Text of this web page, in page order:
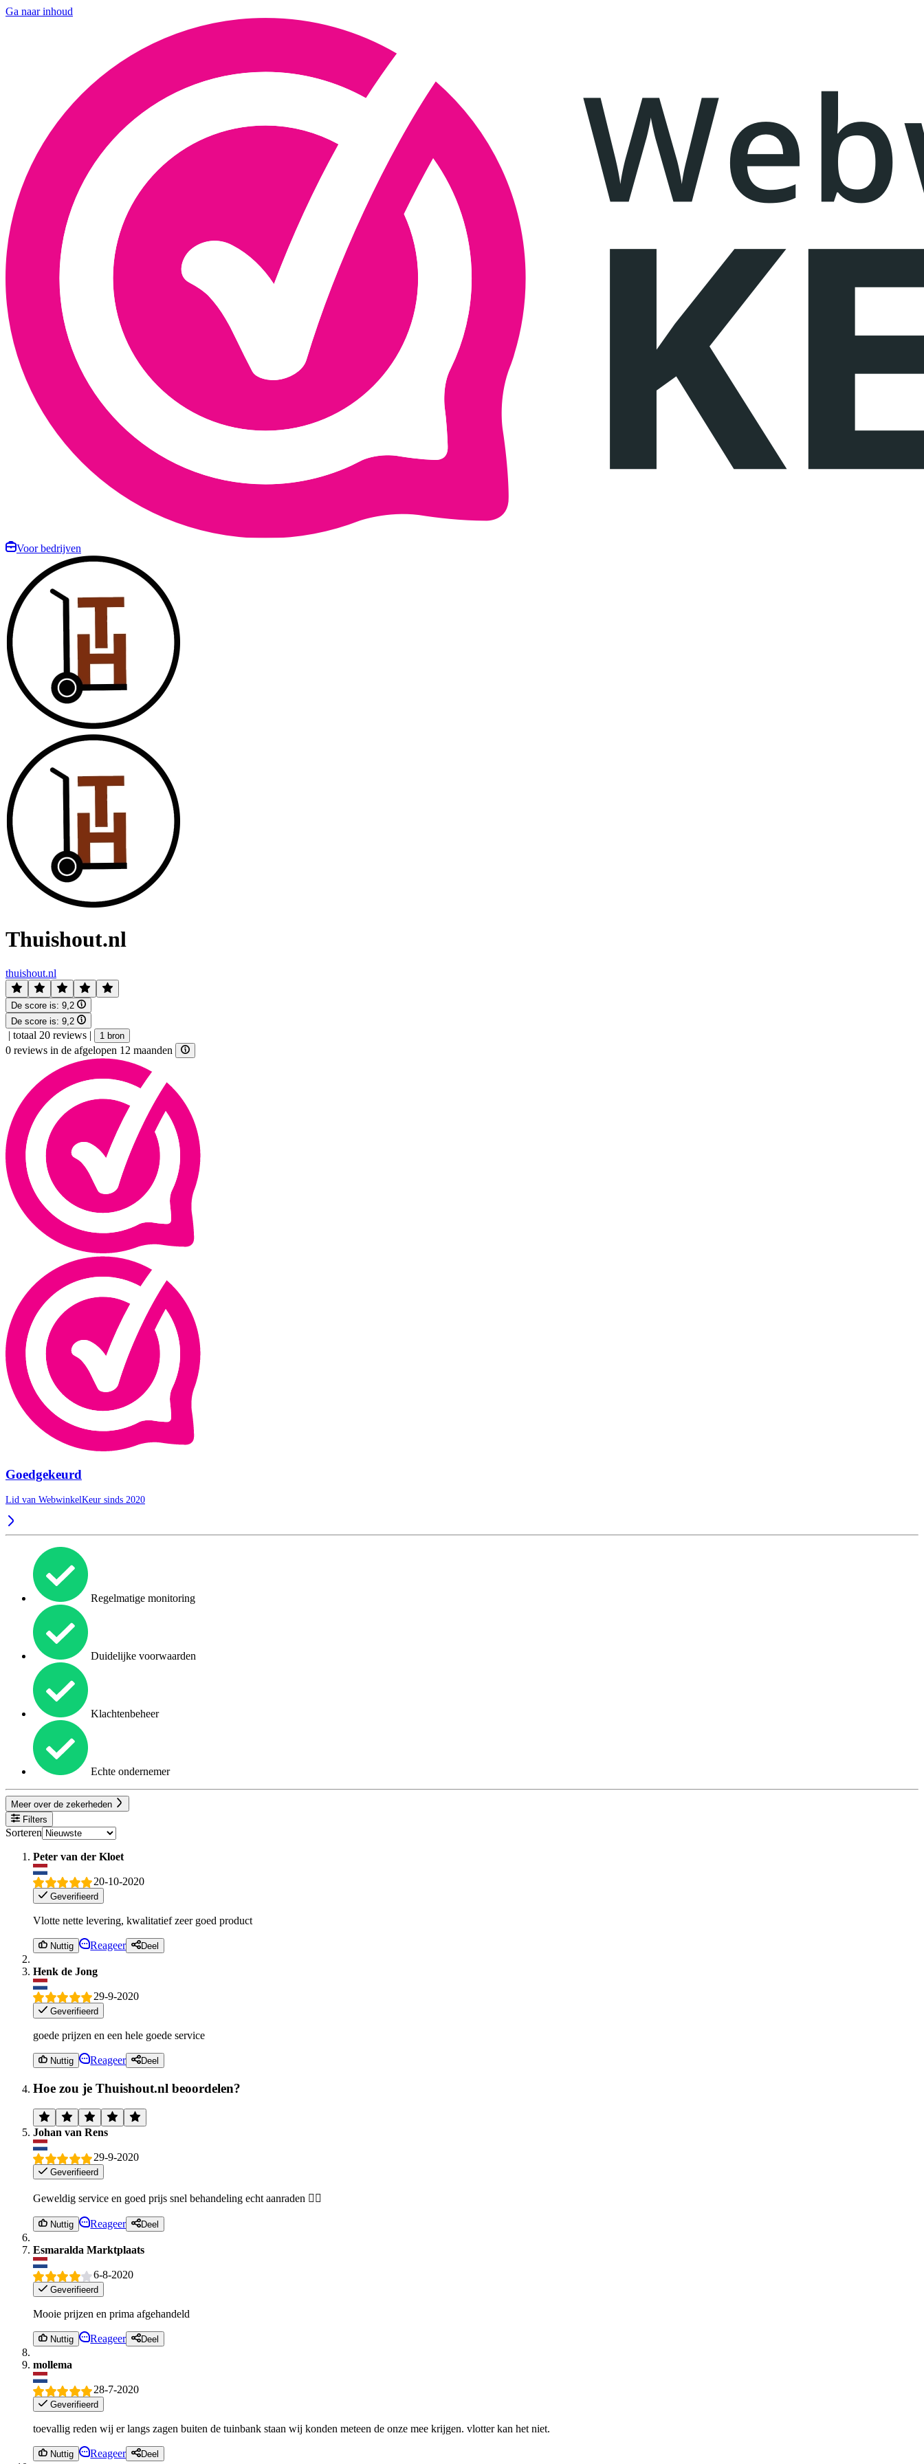
Ga naar inhoud
Voor bedrijven
Thuishout.nl
thuishout.nl
De score is: 9,2
De score is: 9,2
| totaal 20 reviews | 1 bron
0 reviews in de afgelopen 12 maanden
Goedgekeurd
Lid van WebwinkelKeur sinds 2020
Regelmatige monitoring
Duidelijke voorwaarden
Klachtenbeheer
Echte ondernemer
Meer over de zekerheden
Filters
Sorteren
Peter van der Kloet
20-10-2020
Geverifieerd
Vlotte nette levering, kwalitatief zeer goed product
Nuttig Reageer Deel
Henk de Jong
29-9-2020
Geverifieerd
goede prijzen en een hele goede service
Nuttig Reageer Deel
Hoe zou je Thuishout.nl beoordelen?
Johan van Rens
29-9-2020
Geverifieerd
Geweldig service en goed prijs snel behandeling echt aanraden 👍🏼
Nuttig Reageer Deel
Esmaralda Marktplaats
6-8-2020
Geverifieerd
Mooie prijzen en prima afgehandeld
Nuttig Reageer Deel
mollema
28-7-2020
Geverifieerd
toevallig reden wij er langs zagen buiten de tuinbank staan wij konden meteen de onze mee krijgen. vlotter kan het niet.
Nuttig Reageer Deel